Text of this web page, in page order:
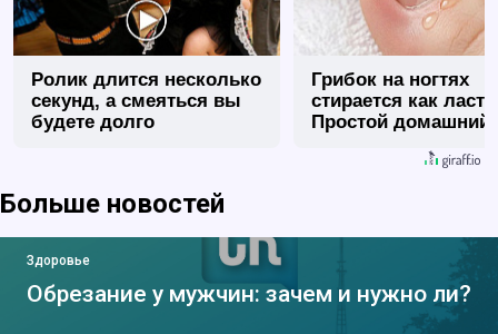
Ролик длится несколько
секунд, а смеяться вы
будете долго
Грибок на ногтях
стирается как
Простой домашний
Больше новостей
Здоровье
Обрезание у мужчин: зачем и нужно ли?